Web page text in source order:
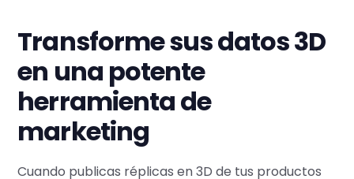
Transforme sus datos 3D
en una potente
herramienta de
marketing
Cuando publicas réplicas en 3D de tus productos